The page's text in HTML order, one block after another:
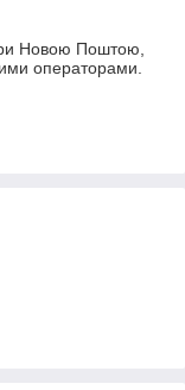
Новою Поштою,
операторами.